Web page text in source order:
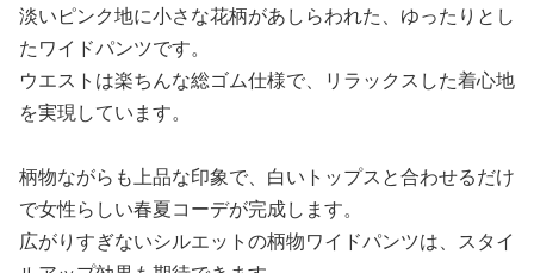
淡いピンク地に小さな花柄があしらわれた、ゆったりとし
たワイドパンツです。
ウエストは楽ちんな総ゴム仕様で、リラックスした着心地
を実現しています。
柄物ながらも上品な印象で、白いトップスと合わせるだけ
で女性らしい春夏コーデが完成します。
広がりすぎないシルエットの柄物ワイドパンツは、スタイ